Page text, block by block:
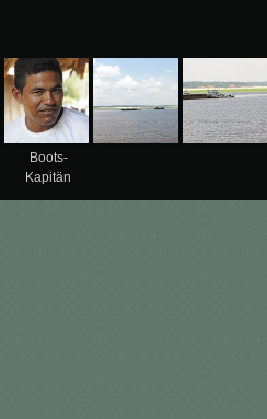
Boots-
Kapitän